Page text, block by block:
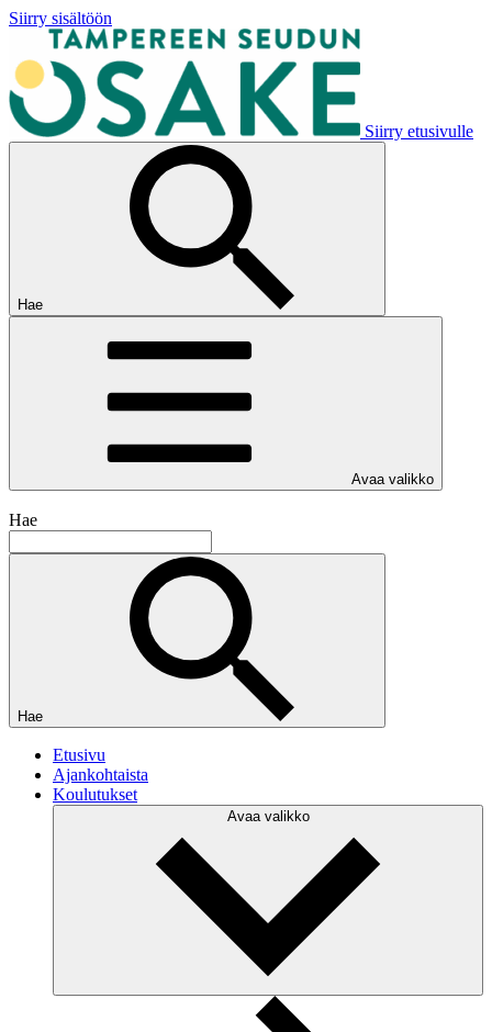
Siirry sisältöön
Siirry etusivulle
Hae
Avaa valikko
Hae
Hae
Etusivu
Ajankohtaista
Koulutukset
Avaa valikko